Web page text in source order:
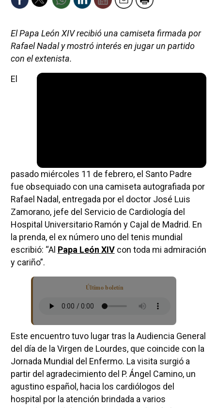
El Papa León XIV recibió una camiseta firmada por
Rafael Nadal y mostró interés en jugar un partido
con el extenista.
El
pasado miércoles 11 de febrero, el Santo Padre
fue obsequiado con una camiseta autografiada por
Rafael Nadal, entregada por el doctor José Luis
Zamorano, jefe del Servicio de Cardiología del
Hospital Universitario Ramón y Cajal de Madrid. En
la prenda, el ex número uno del tenis mundial
escribió: “Al Papa León XIVcon toda mi admiración
y cariño”.
Último boletín
Este encuentro tuvo lugar tras la Audiencia General
del día de la Virgen de Lourdes, que coincide con la
Jornada Mundial del Enfermo. La visita surgió a
partir del agradecimiento del P. Ángel Camino, un
agustino español, hacia los cardiólogos del
hospital por la atención brindada a varios